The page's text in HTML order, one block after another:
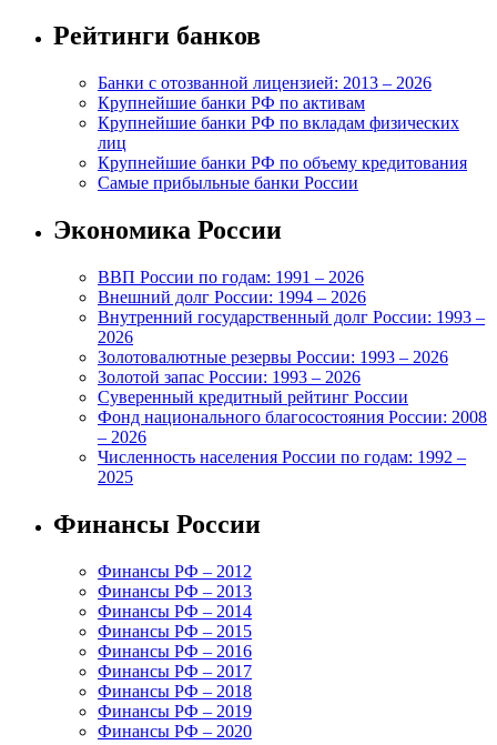
Рейтинги банков
Банки с отозванной лицензией: 2013 – 2026
Крупнейшие банки РФ по активам
Крупнейшие банки РФ по вкладам физических
лиц
Крупнейшие банки РФ по объему кредитования
Самые прибыльные банки России
Экономика России
ВВП России по годам: 1991 – 2026
Внешний долг России: 1994 – 2026
Внутренний государственный долг России: 1993 –
2026
Золотовалютные резервы России: 1993 – 2026
Золотой запас России: 1993 – 2026
Суверенный кредитный рейтинг России
Фонд национального благосостояния России: 2008
– 2026
Численность населения России по годам: 1992 –
2025
Финансы России
Финансы РФ – 2012
Финансы РФ – 2013
Финансы РФ – 2014
Финансы РФ – 2015
Финансы РФ – 2016
Финансы РФ – 2017
Финансы РФ – 2018
Финансы РФ – 2019
Финансы РФ – 2020